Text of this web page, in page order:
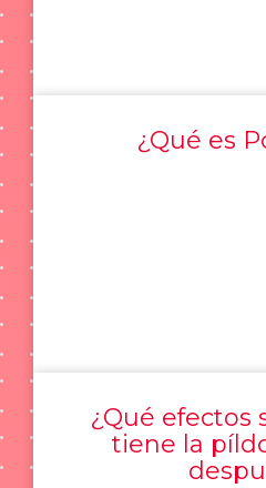
¿Qué es
¿Qué efectos
tiene la